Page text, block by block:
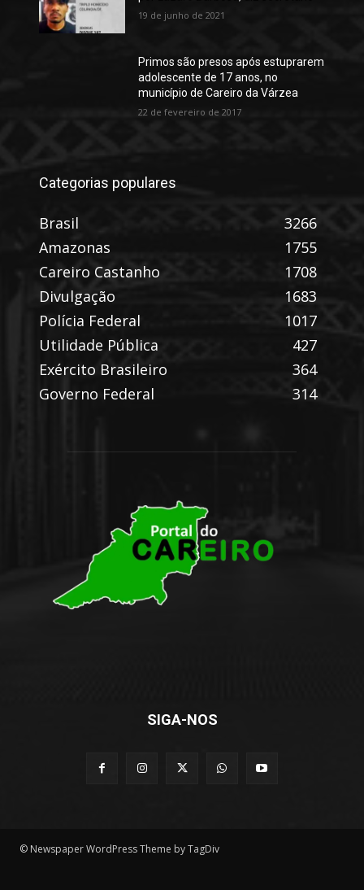
19 de junho de 2021
Primos são presos após estuprarem
adolescente de 17 anos, no
município de Careiro da Várzea
22 de fevereiro de 2017
Categorias populares
Brasil
3266
Amazonas
1755
Careiro Castanho
1708
Divulgação
1683
Polícia Federal
1017
Utilidade Pública
427
Exército Brasileiro
364
Governo Federal
314
SIGA-NOS
© Newspaper WordPress Theme by TagDiv